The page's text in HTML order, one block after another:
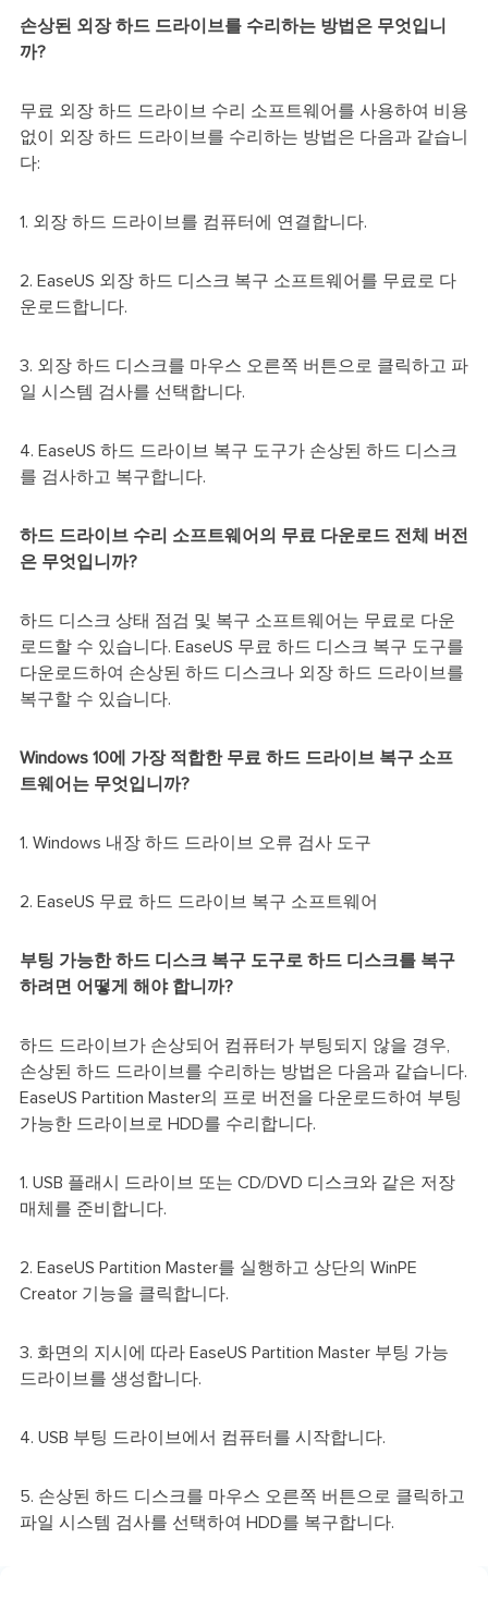
손상된 외장 하드 드라이브를 수리하는 방법은 무엇입니
까?
무료 외장 하드 드라이브 수리 소프트웨어를 사용하여 비용
없이 외장 하드 드라이브를 수리하는 방법은 다음과 같습니
다:
1. 외장 하드 드라이브를 컴퓨터에 연결합니다.
2. EaseUS 외장 하드 디스크 복구 소프트웨어를 무료로 다
운로드합니다.
3. 외장 하드 디스크를 마우스 오른쪽 버튼으로 클릭하고 파
일 시스템 검사를 선택합니다.
4. EaseUS 하드 드라이브 복구 도구가 손상된 하드 디스크
를 검사하고 복구합니다.
하드 드라이브 수리 소프트웨어의 무료 다운로드 전체 버전
은 무엇입니까?
하드 디스크 상태 점검 및 복구 소프트웨어는 무료로 다운
로드할 수 있습니다. EaseUS 무료 하드 디스크 복구 도구를
다운로드하여 손상된 하드 디스크나 외장 하드 드라이브를
복구할 수 있습니다.
Windows 10에 가장 적합한 무료 하드 드라이브 복구 소프
트웨어는 무엇입니까?
1. Windows 내장 하드 드라이브 오류 검사 도구
2. EaseUS 무료 하드 드라이브 복구 소프트웨어
부팅 가능한 하드 디스크 복구 도구로 하드 디스크를 복구
하려면 어떻게 해야 합니까?
하드 드라이브가 손상되어 컴퓨터가 부팅되지 않을 경우,
손상된 하드 드라이브를 수리하는 방법은 다음과 같습니다.
EaseUS Partition Master의 프로 버전을 다운로드하여 부팅
가능한 드라이브로 HDD를 수리합니다.
1. USB 플래시 드라이브 또는 CD/DVD 디스크와 같은 저장
매체를 준비합니다.
2. EaseUS Partition Master를 실행하고 상단의 WinPE
Creator 기능을 클릭합니다.
3. 화면의 지시에 따라 EaseUS Partition Master 부팅 가능
드라이브를 생성합니다.
4. USB 부팅 드라이브에서 컴퓨터를 시작합니다.
5. 손상된 하드 디스크를 마우스 오른쪽 버튼으로 클릭하고
파일 시스템 검사를 선택하여 HDD를 복구합니다.